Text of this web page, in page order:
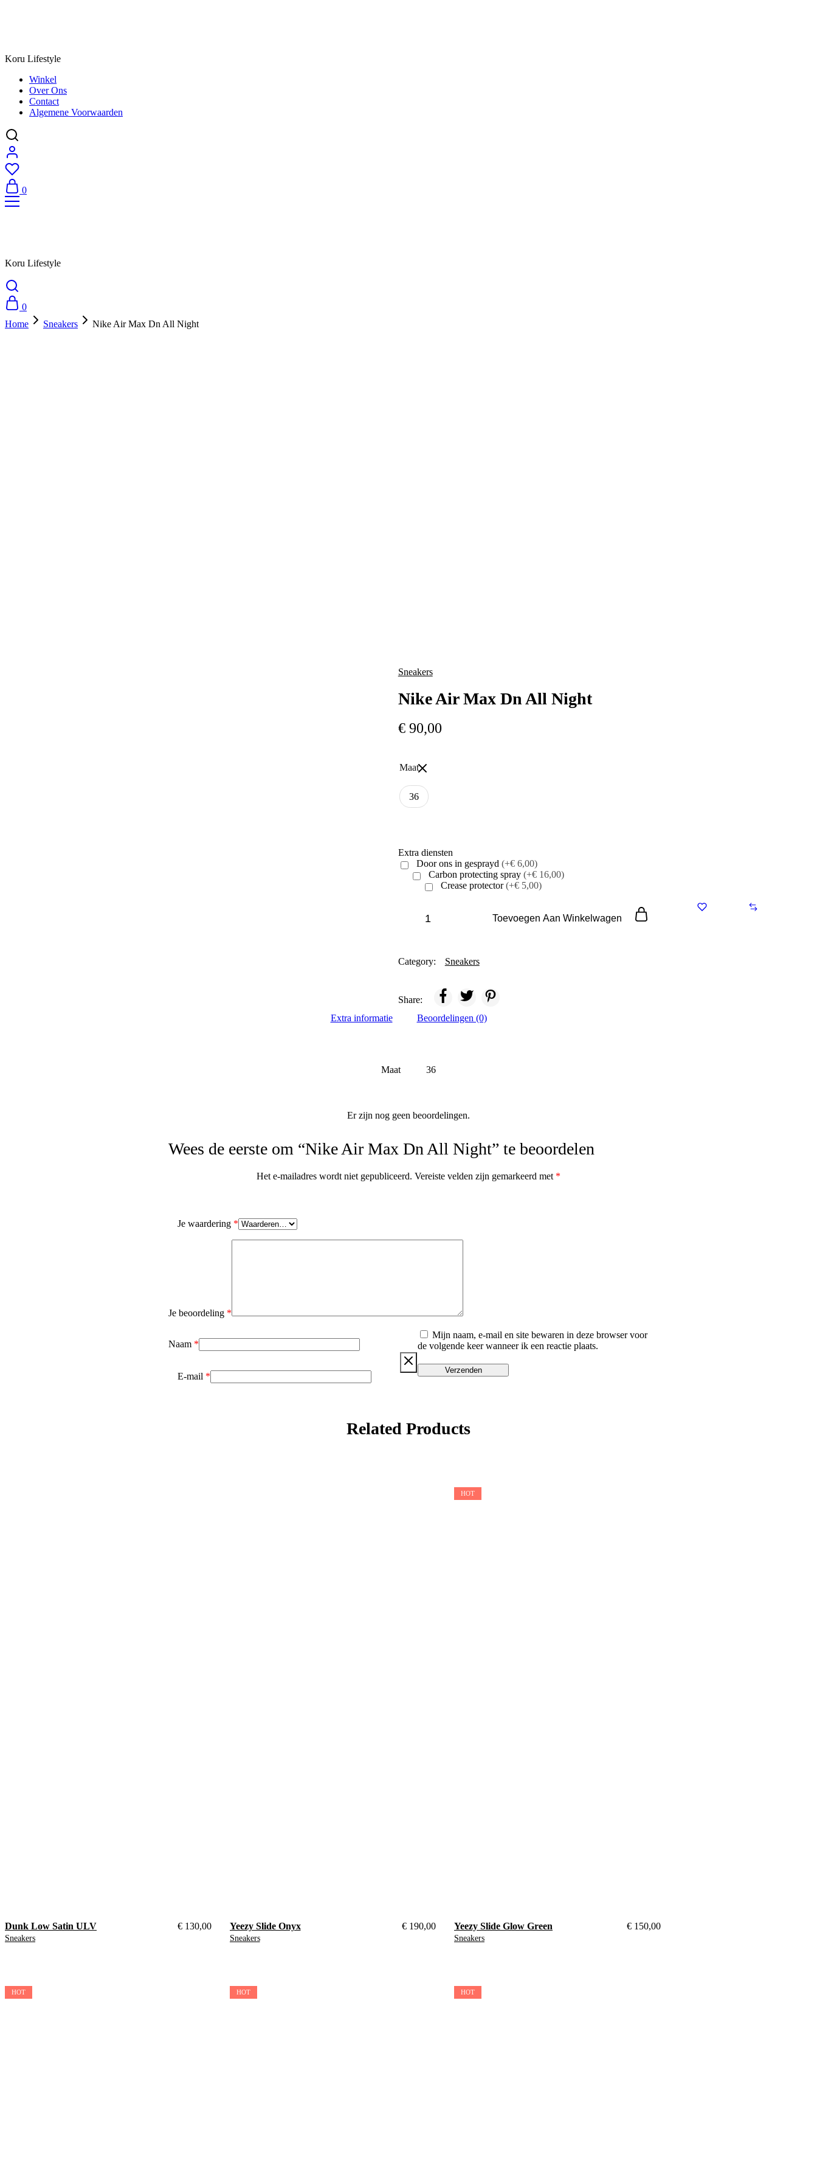
Koru Lifestyle
Winkel
Over Ons
Contact
Algemene Voorwaarden
0
Koru Lifestyle
0
Home
Sneakers Nike Air Max Dn All Night
Sneakers
Nike Air Max Dn All Night
€90,00
Maat
36
Extra diensten
Door ons in gesprayd (+€ 6,00)
Carbon protecting spray (+€ 16,00)
Crease protector(+€ 5,00)
Night
Toevoegen Aan Winkelwagen
Category: Sneakers
Share:
Extra informatie
Beoordelingen (0)
Maat 36
Er zijn nog geen beoordelingen.
Wees de eerste om “Nike Air Max Dn All Night” te beoordelen
Het e-mailadres wordt niet gepubliceerd. Vereiste velden zijn gemarkeerd met *
Je waardering *
Je beoordeling *
Naam *
E-mail *
Mijn naam, e-mail en site bewaren in deze browser voor
de volgende keer wanneer ik een reactie plaats.
Related Products
Sneakers
Dunk Low Satin ULV €130,00
38.5
Sneakers
Yeezy Slide Onyx € 190,00
40.5
HOT
Sneakers
Yeezy Slide Glow Green €150,00
37
HOT HOT HOT